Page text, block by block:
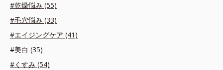
#乾燥悩み (55)
#毛穴悩み (33)
#エイジングケア (41)
#美白 (35)
#くすみ (54)